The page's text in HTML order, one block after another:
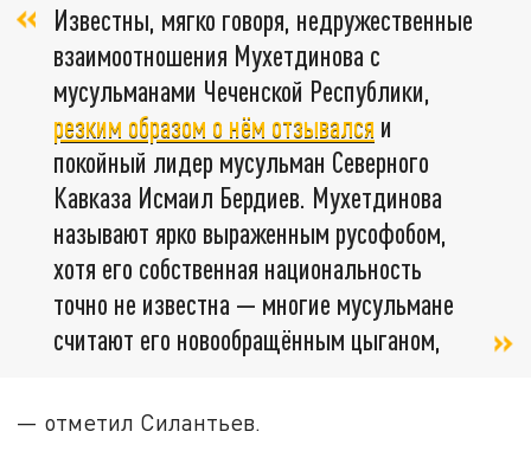
Известны, мягко говоря, недружественные
взаимоотношения Мухетдинова с
мусульманами Чеченской Республики,
резким образом о нём отзывался и
покойный лидер мусульман Северного
Кавказа Исмаил Бердиев. Мухетдинова
называют ярко выраженным русофобом,
хотя его собственная национальность
точно не известна — многие мусульмане
считают его новообращённым цыганом,
— отметил Силантьев.